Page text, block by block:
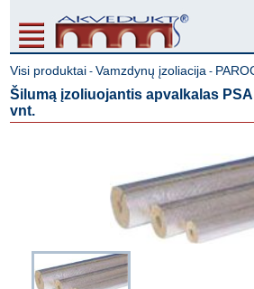
Visi produktai -Vamzdynų įzoliacija -
Šilumą įzoliuojantis apvalkalas
vnt.